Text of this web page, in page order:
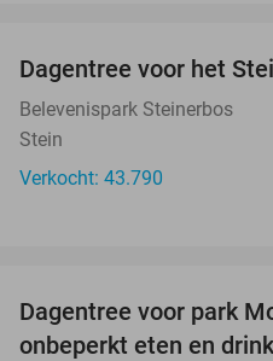
Dagentree voor het
Belevenispark Steinerbos
Stein
Verkocht: 43.790
Dagentree voor park
onbeperkt eten en